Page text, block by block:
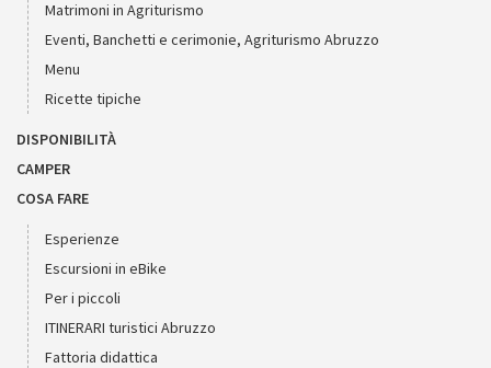
Matrimoni in Agriturismo
Eventi, Banchetti e cerimonie, Agriturismo Abruzzo
Menu
Ricette tipiche
DISPONIBILITÀ
CAMPER
COSA FARE
Esperienze
Escursioni in eBike
Per i piccoli
ITINERARI turistici Abruzzo
Fattoria didattica